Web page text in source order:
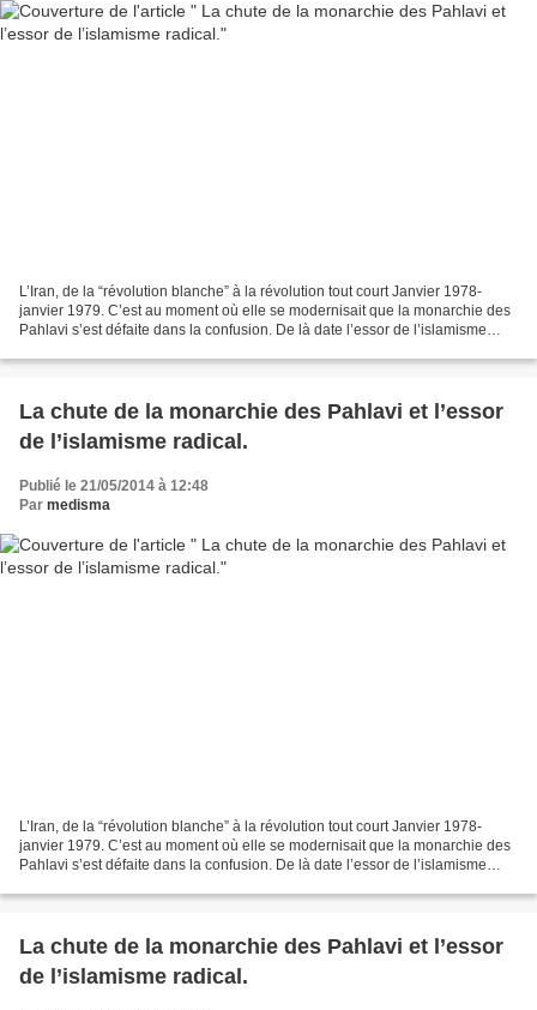
L’Iran, de la “révolution blanche” à la révolution tout court Janvier 1978-
janvier 1979. C’est au moment où elle se modernisait que la monarchie des
Pahlavi s’est défaite dans la confusion. De là date l’essor de l’islamisme
La chute de la monarchie des Pahlavi et l’essor
de l’islamisme radical.
Publié le 21/05/2014 à 12:48
Par medisma
L’Iran, de la “révolution blanche” à la révolution tout court Janvier 1978-
janvier 1979. C’est au moment où elle se modernisait que la monarchie des
Pahlavi s’est défaite dans la confusion. De là date l’essor de l’islamisme
La chute de la monarchie des Pahlavi et l’essor
de l’islamisme radical.